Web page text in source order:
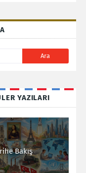
YAZILARI
Bakış